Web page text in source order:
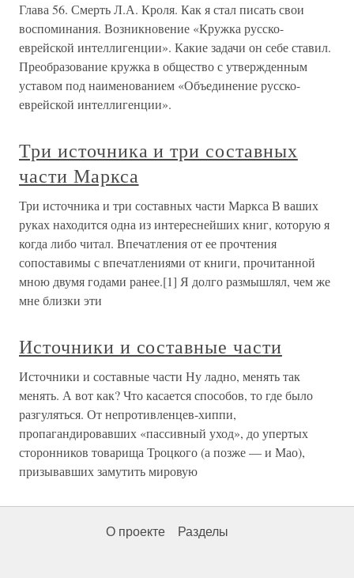
Глава 56. Смерть Л.А. Кроля. Как я стал писать свои
воспоминания. Возникновение «Кружка русско-
еврейской интеллигенции». Какие задачи он себе ставил.
Преобразование кружка в общество с утвержденным
уставом под наименованием «Объединение русско-
еврейской интеллигенции».
Три источника и три составных
части Маркса
Три источника и три составных части Маркса В ваших
руках находится одна из интереснейших книг, которую я
когда либо читал. Впечатления от ее прочтения
сопоставимы с впечатлениями от книги, прочитанной
мною двумя годами ранее.[1] Я долго размышлял, чем же
мне близки эти
Источники и составные части
Источники и составные части Ну ладно, менять так
менять. А вот как? Что касается способов, то где было
разгуляться. От непротивленцев-хиппи,
пропагандировавших «пассивный уход», до упертых
сторонников товарища Троцкого (а позже — и Мао),
призывавших замутить мировую
О проекте Разделы